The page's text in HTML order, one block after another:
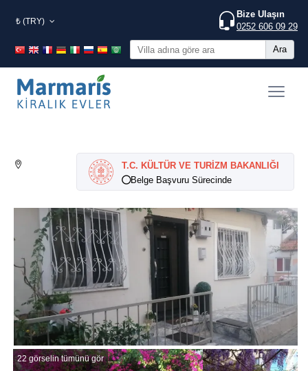
₺ (TRY)
Bize Ulaşın
0252 606 09 29
Ara
T.C. KÜLTÜR VE TURİZM BAKANLIĞI
Belge Başvuru Sürecinde
22 görselin tümünü gör